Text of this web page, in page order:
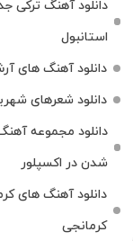
دانلود آهنگ ترکی
استانبول
دانلود آهنگ های
دانلود شعرهای
شدن در اکسپلور
دانلود آهنگ‌ های
کرمانجی